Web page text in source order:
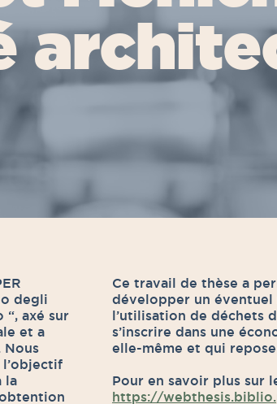
degli
axé sur
et a
Nous
l’objectif
la
Ce travail de thèse a
développer un éventuel
l’utilisation de déchets
s’inscrire dans une
elle-même et qui
Pour en savoir plus sur
https://